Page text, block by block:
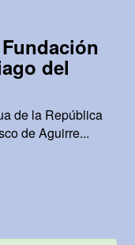
Fundación
del
de la República
de Aguirre...